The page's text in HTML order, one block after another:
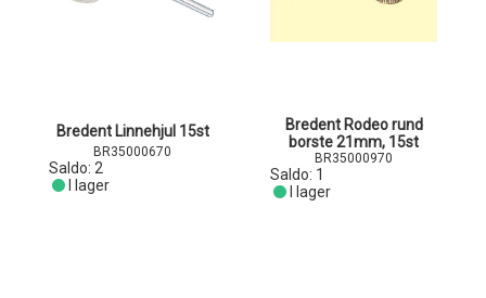
Bredent Linnehjul 15st
BR35000670
Saldo: 2
I lager
Bredent Rodeo rund
borste 21mm, 15st
BR35000970
Saldo: 1
I lager